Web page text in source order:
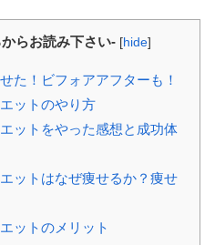
らお読み下さい- [hide]
た！ビフォアアフターも！
ットのやり方
ットをやった感想と成功体
ットはなぜ痩せるか？痩せ
ットのメリット